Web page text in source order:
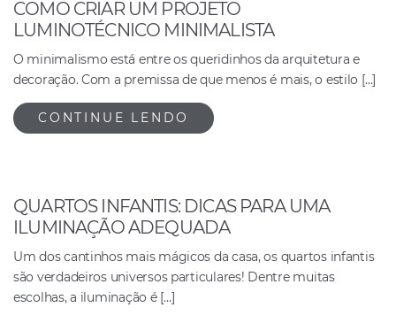
COMO CRIAR UM PROJETO
LUMINOTÉCNICO MINIMALISTA
O minimalismo está entre os queridinhos da arquitetura e
decoração. Com a premissa de que menos é mais, o estilo […]
CONTINUE LENDO
QUARTOS INFANTIS: DICAS PARA UMA
ILUMINAÇÃO ADEQUADA
Um dos cantinhos mais mágicos da casa, os quartos infantis
são verdadeiros universos particulares! Dentre muitas
escolhas, a iluminação é […]